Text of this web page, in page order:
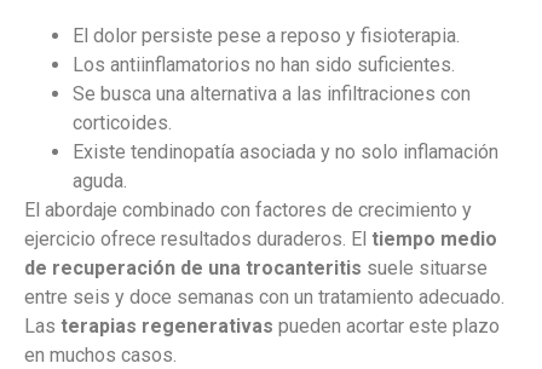
El dolor persiste pese a reposo y fisioterapia.
Los antiinflamatorios no han sido suficientes.
Se busca una alternativa a las infiltraciones con
corticoides.
Existe tendinopatía asociada y no solo inflamación
aguda.
El abordaje combinado con factores de crecimiento y
ejercicio ofrece resultados duraderos. El tiempo medio
de recuperación de una trocanteritis suele situarse
entre seis y doce semanas con un tratamiento adecuado.
Las terapias regenerativas pueden acortar este plazo
en muchos casos.